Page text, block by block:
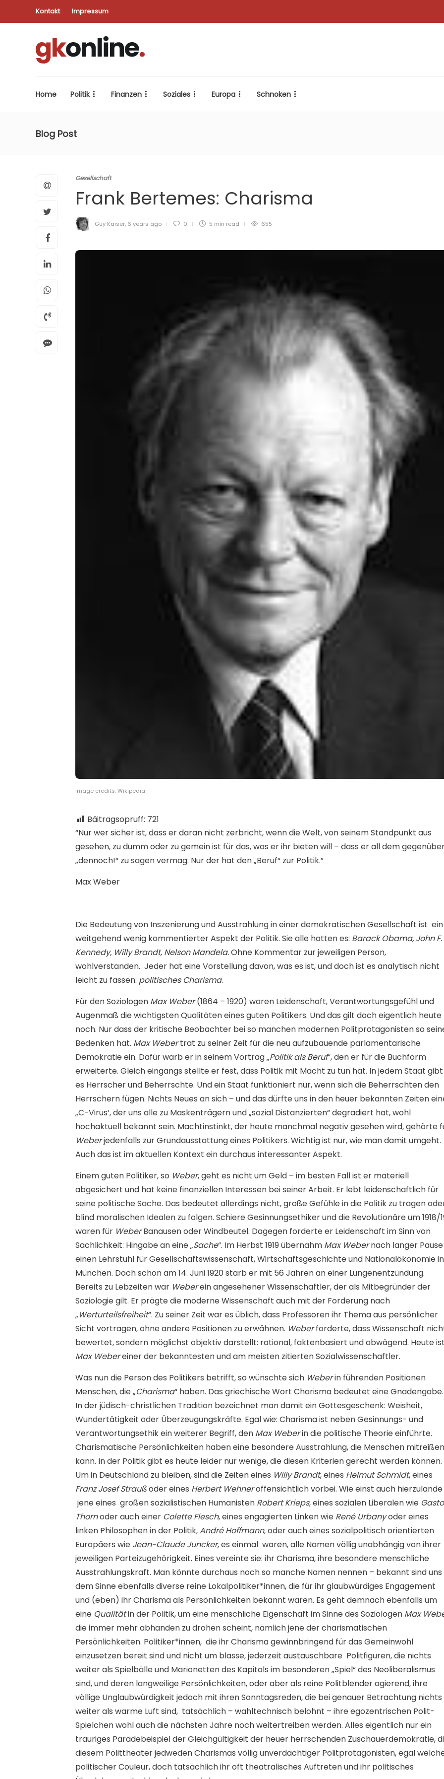
Kontakt Impressum
Home Politik Finanzen Soziales Europa Schnoken
Blog Post
Gesellschaft
Frank Bertemes: Charisma
Guy Kaiser, 6 years ago 0 5 min read 655
image credits: Wikipedia
Bäitragsopruff: 721
“Nur wer sicher ist, dass er daran nicht zerbricht, wenn die Welt, von seinem Standpunkt aus
gesehen, zu dumm oder zu gemein ist für das, was er ihr bieten will – dass er all dem
„dennoch!“ zu sagen vermag: Nur der hat den „Beruf“ zur Politik.”
Max Weber
Die Bedeutung von Inszenierung und Ausstrahlung in einer demokratischen Gesellschaft ist ein
weitgehend wenig kommentierter Aspekt der Politik. Sie alle hatten es: Barack Obama, John F.
Kennedy, Willy Brandt, Nelson Mandela.Ohne Kommentar zur jeweiligen Person,
wohlverstanden. Jeder hat eine Vorstellung davon, was es ist, und doch ist es analytisch nicht
leicht zu fassen: politisches Charisma.
Für den Soziologen Max Weber(1864 – 1920) waren Leidenschaft, Verantwortungsgefühl und
Augenmaß die wichtigsten Qualitäten eines guten Politikers. Und das gilt doch eigentlich heute
noch. Nur dass der kritische Beobachter bei so manchen modernen Politprotagonisten so
Bedenken hat. Max Webertrat zu seiner Zeit für die neu aufzubauende parlamentarische
Demokratie ein. Dafür warb er in seinem Vortrag „Politik als Beruf“, den er für die Buchform
erweiterte. Gleich eingangs stellte er fest, dass Politik mit Macht zu tun hat. In jedem Staat gibt
es Herrscher und Beherrschte. Und ein Staat funktioniert nur, wenn sich die Beherrschten den
Herrschern fügen. Nichts Neues an sich – und das dürfte uns in den heuer bekannten Zeiten
„C-Virus‘, der uns alle zu Maskenträgern und „sozial Distanzierten“ degradiert hat, wohl
hochaktuell bekannt sein. Machtinstinkt, der heute manchmal negativ gesehen wird, gehörte
Weberjedenfalls zur Grundausstattung eines Politikers. Wichtig ist nur, wie man damit umgeht.
Auch das ist im aktuellen Kontext ein durchaus interessanter Aspekt.
Einem guten Politiker, so Weber, geht es nicht um Geld – im besten Fall ist er materiell
abgesichert und hat keine finanziellen Interessen bei seiner Arbeit. Er lebt leidenschaftlich für
seine politische Sache. Das bedeutet allerdings nicht, große Gefühle in die Politik zu tragen
blind moralischen Idealen zu folgen. Schiere Gesinnungsethiker und die Revolutionäre um 1918/
waren für WeberBanausen oder Windbeutel. Dagegen forderte er Leidenschaft im Sinn von
Sachlichkeit: Hingabe an eine „Sache“. Im Herbst 1919 übernahm Max Webernach langer Pause
einen Lehrstuhl für Gesellschaftswissenschaft, Wirtschaftsgeschichte und Nationalökonomie in
München. Doch schon am 14. Juni 1920 starb er mit 56 Jahren an einer Lungenentzündung.
Bereits zu Lebzeiten war Weberein angesehener Wissenschaftler, der als Mitbegründer der
Soziologie gilt. Er prägte die moderne Wissenschaft auch mit der Forderung nach
„Werturteilsfreiheit“. Zu seiner Zeit war es üblich, dass Professoren ihr Thema aus persönlicher
Sicht vortragen, ohne andere Positionen zu erwähnen. Weberforderte, dass Wissenschaft
bewertet, sondern möglichst objektiv darstellt: rational, faktenbasiert und abwägend. Heute
Max Webereiner der bekanntesten und am meisten zitierten Sozialwissenschaftler.
Was nun die Person des Politikers betrifft, so wünschte sich Weberin führenden Positionen
Menschen, die „Charisma“ haben. Das griechische Wort Charisma bedeutet eine Gnadengabe.
In der jüdisch-christlichen Tradition bezeichnet man damit ein Gottesgeschenk: Weisheit,
Wundertätigkeit oder Überzeugungskräfte. Egal wie: Charisma ist neben Gesinnungs- und
Verantwortungsethik ein weiterer Begriff, den Max Weberin die politische Theorie einführte.
Charismatische Persönlichkeiten haben eine besondere Ausstrahlung, die Menschen mitreißen
kann. In der Politik gibt es heute leider nur wenige, die diesen Kriterien gerecht werden können.
Um in Deutschland zu bleiben, sind die Zeiten eines Willy Brandt, eines Helmut Schmidt, eines
Franz Josef Straußoder eines Herbert Wehneroffensichtlich vorbei. Wie einst auch hierzulande
jene eines großen sozialistischen Humanisten Robert Krieps, eines sozialen Liberalen wie
Thornoder auch einer Colette Flesch, eines engagierten Linken wie René Urbanyoder eines
linken Philosophen in der Politik,André Hoffmann, oder auch eines sozialpolitisch orientierten
Europäers wie Jean-Claude Juncker,es einmal waren, alle Namen völlig unabhängig von ihrer
jeweiligen Parteizugehörigkeit. Eines vereinte sie: ihr Charisma, ihre besondere menschliche
Ausstrahlungskraft. Man könnte durchaus noch so manche Namen nennen – bekannt sind uns
dem Sinne ebenfalls diverse reine Lokalpolitiker*innen, die für ihr glaubwürdiges Engagement
und (eben) ihr Charisma als Persönlichkeiten bekannt waren. Es geht demnach ebenfalls um
eine Qualitätin der Politik, um eine menschliche Eigenschaft im Sinne des Soziologen Max
die immer mehr abhanden zu drohen scheint, nämlich jene der charismatischen
Persönlichkeiten. Politiker*innen, die ihr Charisma gewinnbringend für das Gemeinwohl
einzusetzen bereit sind und nicht um blasse, jederzeit austauschbare Politfiguren, die nichts
weiter als Spielbälle und Marionetten des Kapitals im besonderen „Spiel“ des Neoliberalismus
sind, und deren langweilige Persönlichkeiten, oder aber als reine Politblender agierend, ihre
völlige Unglaubwürdigkeit jedoch mit ihren Sonntagsreden, die bei genauer Betrachtung nichts
weiter als warme Luft sind, tatsächlich – wahltechnisch belohnt – ihre egozentrischen Polit-
Spielchen wohl auch die nächsten Jahre noch weitertreiben werden. Alles eigentlich nur ein
trauriges Paradebeispiel der Gleichgültigkeit der heuer herrschenden Zuschauerdemokratie,
diesem Polittheater jedweden Charismas völlig unverdächtiger Politprotagonisten, egal
politischer Couleur, doch tatsächlich ihr oft theatralisches Auftreten und ihr politisches